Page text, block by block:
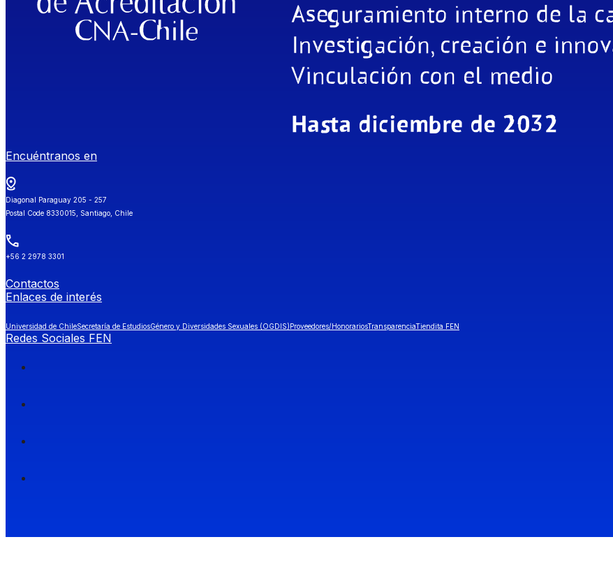
Encuéntranos en
Diagonal Paraguay 205 - 257
Postal Code 8330015, Santiago, Chile
+56 2 2978 3301
Contactos
Enlaces de interés
Universidad de ChileSecretaría de EstudiosGénero y Diversidades Sexuales (OGDIS)Proveedores/HonorariosTransparenciaTiendita FEN
Redes Sociales FEN